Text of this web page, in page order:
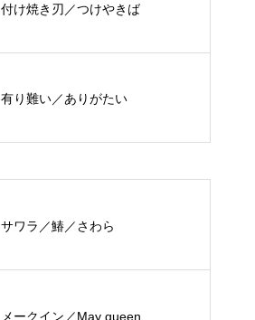
付け焼き刃／つけやきば
有り難い／ありがたい
サワラ／鰆／さわら
メークイン／May queen